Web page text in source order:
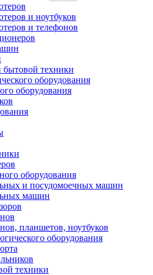
и ноутбуков
и телефонов
бытовой техники
оборудования
оборудования
оборудования
и посудомоечных машин
машин
планшетов, ноутбуков
оборудования
техники